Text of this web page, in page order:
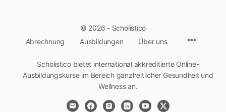
© 2026 - Scholistico
Abrechnung
Ausbildungen Über uns
Scholistico bietet international akkreditierte Online-
Ausbildungskurse im Bereich ganzheitlicher Gesundheit und
Wellness an.